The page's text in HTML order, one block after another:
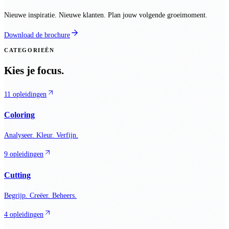
Nieuwe inspiratie. Nieuwe klanten. Plan jouw volgende groeimoment.
Download de brochure
CATEGORIEËN
Kies je focus.
11 opleidingen
Coloring
Analyseer. Kleur. Verfijn.
9 opleidingen
Cutting
Begrijp. Creëer. Beheers.
4 opleidingen